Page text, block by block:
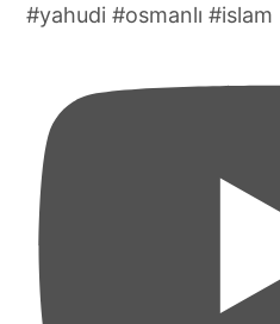
#yahudi #osmanlı #islam